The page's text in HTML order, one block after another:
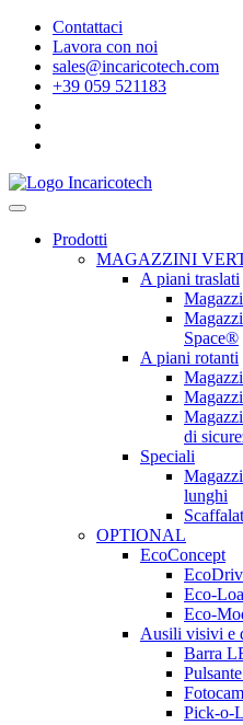
Contattaci
Lavora con noi
sales@incaricotech.com
+39 059 521183
Prodotti
MAGAZZINI
A piani traslati
Space®
A piani rotanti
di
Speciali
lunghi
OPTIONAL
EcoConcept
Eco-
Eco-
Ausili visivi e
Barra
Pick-o-